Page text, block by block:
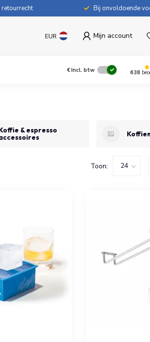
retourrecht Bij onvoldoende
EUR Mijn account
€Incl. btw 638
& espresso
Toon: